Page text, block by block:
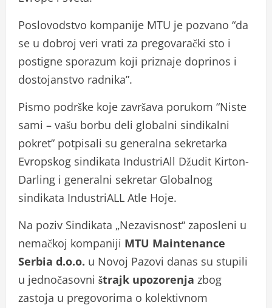
Poslovodstvo kompanije MTU je pozvano “da
se u dobroj veri vrati za pregovarački sto i
postigne sporazum koji priznaje doprinos i
dostojanstvo radnika”.
Pismo podrške koje završava porukom “Niste
sami – vašu borbu deli globalni sindikalni
pokret” potpisali su generalna sekretarka
Evropskog sindikata IndustriAll Džudit Kirton-
Darling i generalni sekretar Globalnog
sindikata IndustriALL Atle Hoje.
Na poziv Sindikata „Nezavisnost“ zaposleni u
nemačkoj kompaniji MTU Maintenance
Serbia d.o.o. u Novoj Pazovi danas su stupili
u jednočasovni štrajk upozorenja zbog
zastoja u pregovorima o kolektivnom